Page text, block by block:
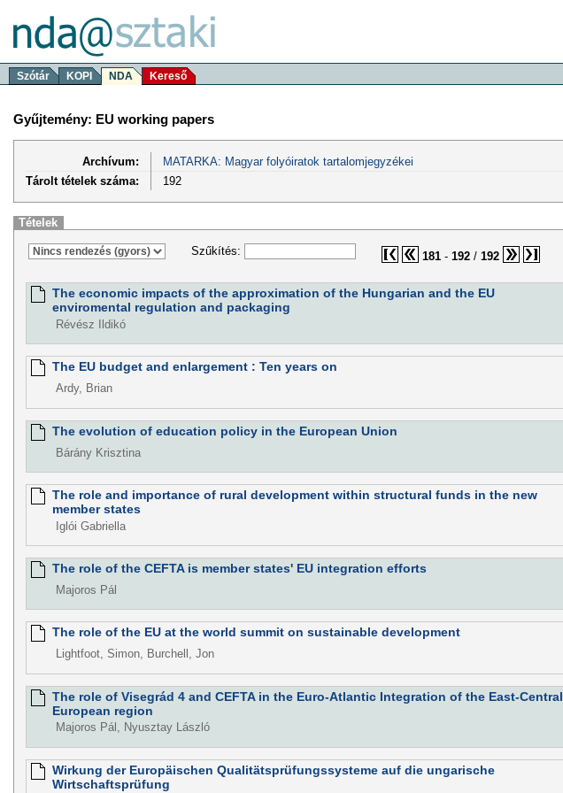
Szótár KOPI NDA Kereső
Gyűjtemény: EU working papers
Archívum:
MATARKA: Magyar folyóiratok tartalomjegyzékei
Tárolt tételek száma:
192
Tételek
Szűkítés: 181- 192/ 192
The economic impacts of the approximation of the Hungarian and the EU
enviromental regulation and packaging
Révész Ildikó
The EU budget and enlargement : Ten years on
Ardy, Brian
The evolution of education policy in the European Union
Bárány Krisztina
The role and importance of rural development within structural funds in the new
member states
Iglói Gabriella
The role of the CEFTA is member states' EU integration efforts
Majoros Pál
The role of the EU at the world summit on sustainable development
Lightfoot, Simon, Burchell, Jon
The role of Visegrád 4 and CEFTA in the Euro-Atlantic Integration of the East-Central
European region
Majoros Pál, Nyusztay László
Wirkung der Europäischen Qualitätsprüfungssysteme auf die ungarische
Wirtschaftsprüfung